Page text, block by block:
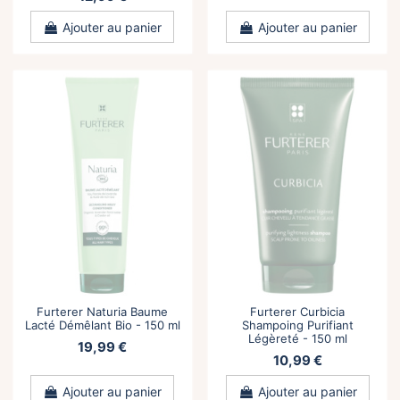
Ajouter au panier Ajouter au panier
Furterer Naturia Baume
Lacté Démêlant Bio - 150 ml
19,99 €
Ajouter au panier
Furterer Curbicia
Shampoing Purifiant
Légèreté - 150 ml
10,99 €
Ajouter au panier